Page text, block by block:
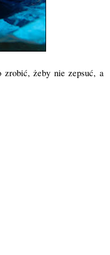
żeby nie zepsuć, a